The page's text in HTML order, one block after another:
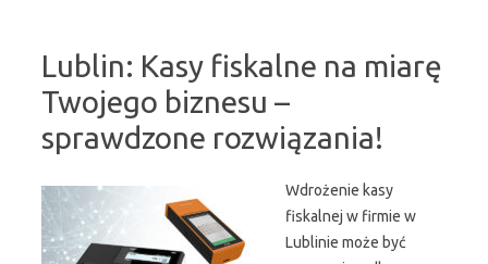
Lublin: Kasy fiskalne na miarę
Twojego biznesu –
sprawdzone rozwiązania!
Wdrożenie kasy
fiskalnej w firmie w
Lublinie może być